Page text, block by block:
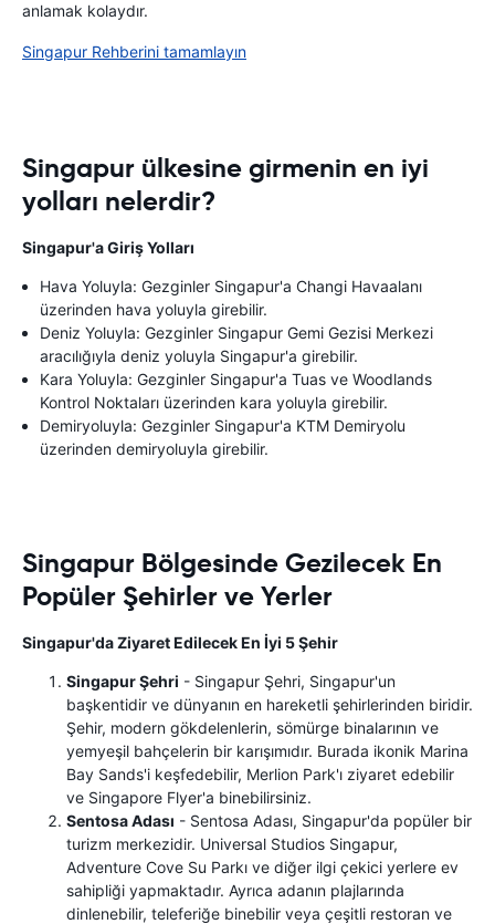
anlamak kolaydır.
Singapur Rehberini tamamlayın
Singapur ülkesine girmenin en iyi
yolları nelerdir?
Singapur'a Giriş Yolları
Hava Yoluyla: Gezginler Singapur'a Changi Havaalanı
üzerinden hava yoluyla girebilir.
Deniz Yoluyla: Gezginler Singapur Gemi Gezisi Merkezi
aracılığıyla deniz yoluyla Singapur'a girebilir.
Kara Yoluyla: Gezginler Singapur'a Tuas ve Woodlands
Kontrol Noktaları üzerinden kara yoluyla girebilir.
Demiryoluyla: Gezginler Singapur'a KTM Demiryolu
üzerinden demiryoluyla girebilir.
Singapur Bölgesinde Gezilecek En
Popüler Şehirler ve Yerler
Singapur'da Ziyaret Edilecek En İyi 5 Şehir
Singapur Şehri - Singapur Şehri, Singapur'un
başkentidir ve dünyanın en hareketli şehirlerinden biridir.
Şehir, modern gökdelenlerin, sömürge binalarının ve
yemyeşil bahçelerin bir karışımıdır. Burada ikonik Marina
Bay Sands'i keşfedebilir, Merlion Park'ı ziyaret edebilir
ve Singapore Flyer'a binebilirsiniz.
Sentosa Adası - Sentosa Adası, Singapur'da popüler bir
turizm merkezidir. Universal Studios Singapur,
Adventure Cove Su Parkı ve diğer ilgi çekici yerlere ev
sahipliği yapmaktadır. Ayrıca adanın plajlarında
dinlenebilir, teleferiğe binebilir veya çeşitli restoran ve